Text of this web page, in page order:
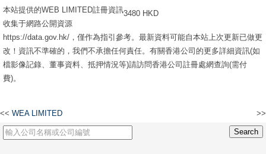
3480 HKD
本站提供的WEB LIMITED註冊資訊
收集于網路公開資源
https://data.gov.hk/，僅作為指引參考。最新資料可能自本站上次更新已做更
改！資訊不準確的，我們不承擔任何責任。有關香港公司的更多詳細資訊(如
檔影像記錄、董事資料、抵押情況等)請訪問香港公司註冊處網查詢(需付
費)。
<< WEA LIMITED >>